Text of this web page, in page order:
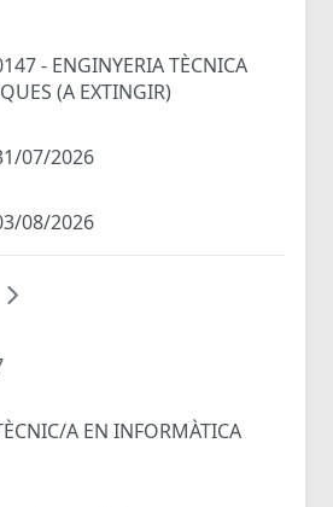
- ENGINYERIA TÈCNICA
(A EXTINGIR)
07/2026
08/2026
A EN INFORMÀTICA